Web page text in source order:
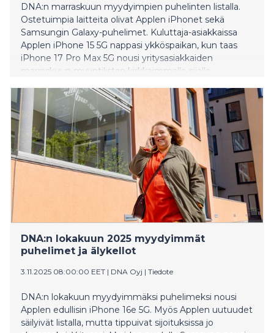
DNA:n marraskuun myydyimpien puhelinten listalla.
Ostetuimpia laitteita olivat Applen iPhonet sekä
Samsungin Galaxy-puhelimet. Kuluttaja-asiakkaissa
Applen iPhone 15 5G nappasi ykköspaikan, kun taas
iPhone 17 Pro Max 5G nousi yritysasiakkaiden
marraskuun myyntilistan kirkkaimmalle sijalle.
Samsungin edulliset mallit ja myydyimpänä älykellona
paikkansa säilytti edelleen Honor Choice Watch 2i.
DNA:n lokakuun 2025 myydyimmät
puhelimet ja älykellot
3.11.2025 08:00:00 EET | DNA Oyj | Tiedote
DNA:n lokakuun myydyimmäksi puhelimeksi nousi
Applen edullisin iPhone 16e 5G. Myös Applen uutuudet
säilyivät listalla, mutta tippuivat sijoituksissa jo